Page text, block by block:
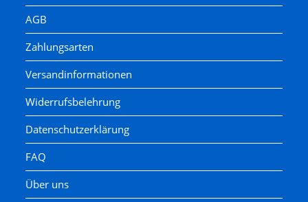
AGB
Zahlungsarten
Versandinformationen
Widerrufsbelehrung
Datenschutzerklärung
FAQ
Über uns